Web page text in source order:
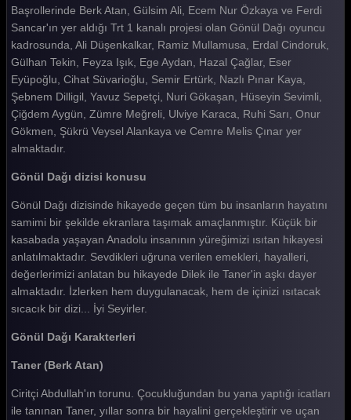
Gönül Dağı 200. Bölüm
Gönül Dağı 199. Bölüm
Gönül Dağı 198. Bölüm
Gönül Dağı 197. Bölüm
Gönül Dağı 196. Bölüm
Gönül Dağı 195. Bölüm
Gönül Dağı 194. Bölüm
Gönül Dağı 193. Bölüm
Gönül Dağı 192. Bölüm
Gönül Dağı 191. Bölüm
Gönül Dağı 190. Bölüm
Gönül Dağı 186. Bölüm
Başrollerinde Berk Atan, Gülsim Ali, Ecem Nur Özkaya ve Ferdi
Sancar'ın yer aldığı Trt 1 kanalı projesi olan Gönül Dağı oyuncu
kadrosunda, Ali Düşenkalkar, Ramiz Mullamusa, Erdal Cindoruk,
Gülhan Tekin, Feyza Işık, Ege Aydan, Hazal Çağlar, Eser
Eyüpoğlu, Cihat Süvarioğlu, Semir Ertürk, Nazlı Pınar Kaya,
Şebnem Dilligil, Yavuz Sepetçi, Nuri Gökaşan, Hüseyin Sevimli,
Çiğdem Aygün, Zümre Meğreli, Ulviye Karaca, Ruhi Sarı, Onur
Gökmen, Şükrü Veysel Alankaya ve Cemre Melis Çınar yer
almaktadır.
Gönül Dağı dizisi konusu
Gönül Dağı dizisinde hikayede geçen tüm bu insanların hayatını
samimi bir şekilde ekranlara taşımak amaçlanmıştır. Küçük bir
kasabada yaşayan Anadolu insanının yüreğimizi ısıtan hikayesi
anlatılmaktadır. Sevdikleri uğruna verilen emekleri, hayalleri,
değerlerimizi anlatan bu hikayede Dilek ile Taner'in aşkı dayer
almaktadır. İzlerken hem duygulanacak, hem de içinizi ısıtacak
sıcacık bir dizi... İyi Seyirler.
Gönül Dağı Karakterleri
Taner (Berk Atan)
Ciritçi Abdullah'ın torunu. Çocukluğundan bu yana yaptığı icatları
ile tanınan Taner, yıllar sonra bir hayalini gerçekleştirir ve uçan